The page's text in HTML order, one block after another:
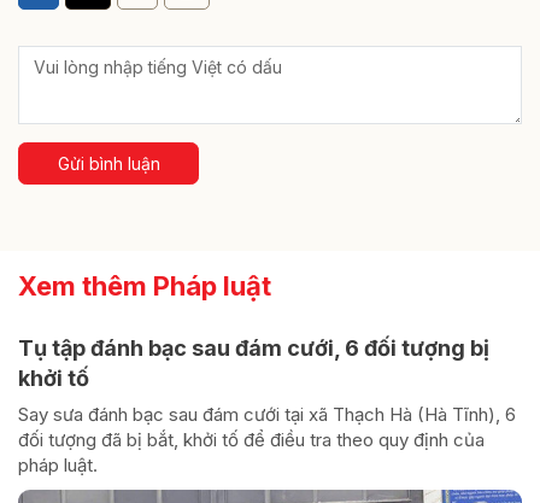
Gửi bình luận
Xem thêm Pháp luật
Tụ tập đánh bạc sau đám cưới, 6 đối tượng bị
khởi tố
Say sưa đánh bạc sau đám cưới tại xã Thạch Hà (Hà Tĩnh), 6
đối tượng đã bị bắt, khởi tố để điều tra theo quy định của
pháp luật.